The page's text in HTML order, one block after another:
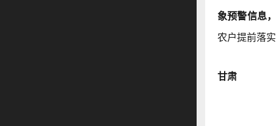
象预警信息，
农户提前落实
甘肃